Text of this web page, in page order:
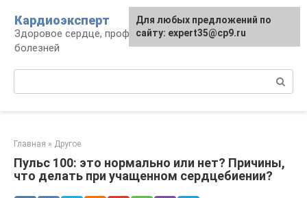
контенту
Кардиоэксперт
Здоровое сердце, профилактика и лечение
болезней
Главная » Другое
Пульс 100: это нормально или нет? Причины,
что делать при учащенном сердцебиении?
Для любых предложений по
сайту: expert35@cp9.ru